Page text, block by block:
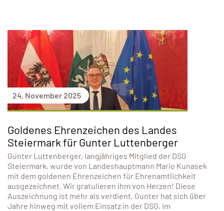
24. November 2025
Goldenes Ehrenzeichen des Landes
Steiermark für Gunter Luttenberger
Gunter Luttenberger, langjähriges Mitglied der DSG
Steiermark, wurde von Landeshauptmann Mario Kunasek
mit dem goldenen Ehrenzeichen für Ehrenamtlichkeit
ausgezeichnet. Wir gratulieren ihm von Herzen! Diese
Auszeichnung ist mehr als verdient. Gunter hat sich über
Jahre hinweg mit vollem Einsatz in der DSG, im